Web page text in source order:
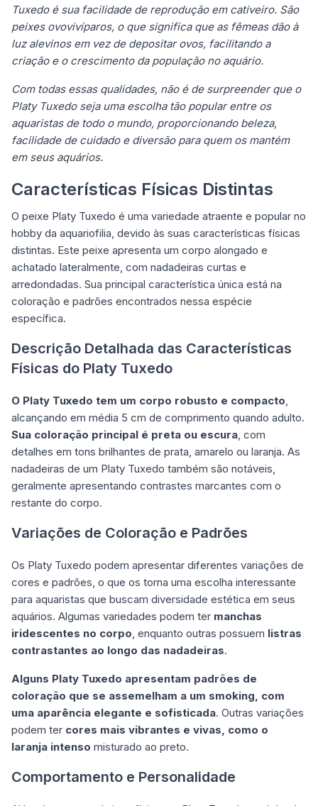
Tuxedo é sua facilidade de reprodução em cativeiro. São
peixes ovovivíparos, o que significa que as fêmeas dão à
luz alevinos em vez de depositar ovos, facilitando a
criação e o crescimento da população no aquário.
Com todas essas qualidades, não é de surpreender que o
Platy Tuxedo seja uma escolha tão popular entre os
aquaristas de todo o mundo, proporcionando beleza,
facilidade de cuidado e diversão para quem os mantém
em seus aquários.
Características Físicas Distintas
O peixe Platy Tuxedo é uma variedade atraente e popular no
hobby da aquariofilia, devido às suas características físicas
distintas. Este peixe apresenta um corpo alongado e
achatado lateralmente, com nadadeiras curtas e
arredondadas. Sua principal característica única está na
coloração e padrões encontrados nessa espécie
específica.
Descrição Detalhada das Características
Físicas do Platy Tuxedo
O Platy Tuxedo tem um corpo robusto e compacto,
alcançando em média 5 cm de comprimento quando adulto.
Sua coloração principal é preta ou escura, com
detalhes em tons brilhantes de prata, amarelo ou laranja. As
nadadeiras de um Platy Tuxedo também são notáveis,
geralmente apresentando contrastes marcantes com o
restante do corpo.
Variações de Coloração e Padrões
Os Platy Tuxedo podem apresentar diferentes variações de
cores e padrões, o que os torna uma escolha interessante
para aquaristas que buscam diversidade estética em seus
aquários. Algumas variedades podem ter manchas
iridescentes no corpo, enquanto outras possuem listras
contrastantes ao longo das nadadeiras.
Alguns Platy Tuxedo apresentam padrões de
coloração que se assemelham a um smoking, com
uma aparência elegante e sofisticada. Outras variações
podem ter cores mais vibrantes e vivas, como o
laranja intenso misturado ao preto.
Comportamento e Personalidade